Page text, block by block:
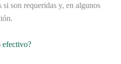
si son requeridas y, en algunos
efectivo?